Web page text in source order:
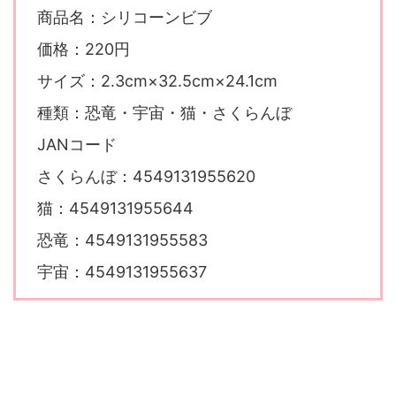
商品名：シリコーンビブ
価格：220円
サイズ：2.3cm×32.5cm×24.1cm
種類：恐竜・宇宙・猫・さくらんぼ
JANコード
さくらんぼ：4549131955620
猫：4549131955644
恐竜：4549131955583
宇宙：4549131955637